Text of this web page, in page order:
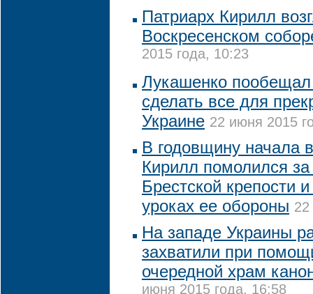
Патриарх Кирилл
Воскресенском
2015 года, 10:23
Лукашенко пообещал
сделать все для
Украине 22 июня 2015
В годовщину начала
Кирилл помолился за
Брестской крепости
уроках ее обороны
На западе Украины
захватили при
очередной храм